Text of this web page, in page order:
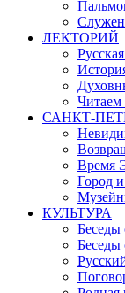
ЛЕКТОРИЙ
Читаем
САНКТ-
Время
Город
КУЛЬТУРА
Беседы
Беседы